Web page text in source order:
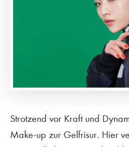
Strotzend vor Kraft und
Make-up zur Gelfrisur. Hier